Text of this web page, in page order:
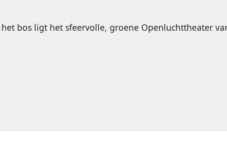
bos ligt het sfeervolle, groene Openluchttheater